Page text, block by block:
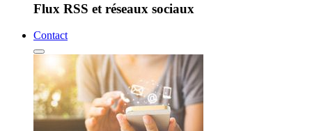
Flux RSS et réseaux sociaux
Contact